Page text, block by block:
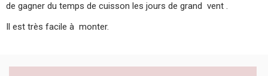
de gagner du temps de cuisson les jours de grand vent .
Il est très facile à monter.